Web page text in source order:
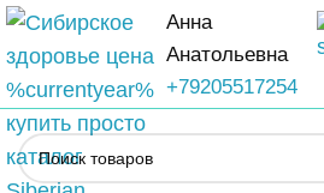
Анна
Анатольевна
+79205517254